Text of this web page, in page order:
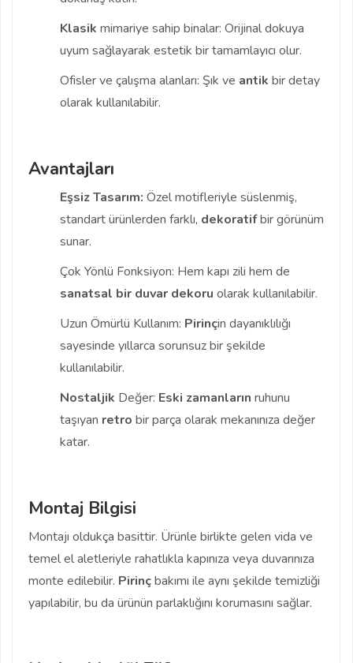
Klasik mimariye sahip binalar: Orijinal dokuya
uyum sağlayarak estetik bir tamamlayıcı olur.
Ofisler ve çalışma alanları: Şık ve antik bir detay
olarak kullanılabilir.
Avantajları
Eşsiz Tasarım: Özel motifleriyle süslenmiş,
standart ürünlerden farklı, dekoratifbir görünüm
sunar.
Çok Yönlü Fonksiyon: Hem kapı zili hem de
sanatsal bir duvar dekoru olarak kullanılabilir.
Uzun Ömürlü Kullanım: Pirinçin dayanıklılığı
sayesinde yıllarca sorunsuz bir şekilde
kullanılabilir.
Nostaljik Değer: Eski zamanların ruhunu
taşıyan retro bir parça olarak mekanınıza değer
katar.
Montaj Bilgisi
Montajı oldukça basittir. Ürünle birlikte gelen vida ve
temel el aletleriyle rahatlıkla kapınıza veya duvarınıza
monte edilebilir. Pirinçbakımı ile aynı şekilde temizliği
yapılabilir, bu da ürünün parlaklığını korumasını sağlar.